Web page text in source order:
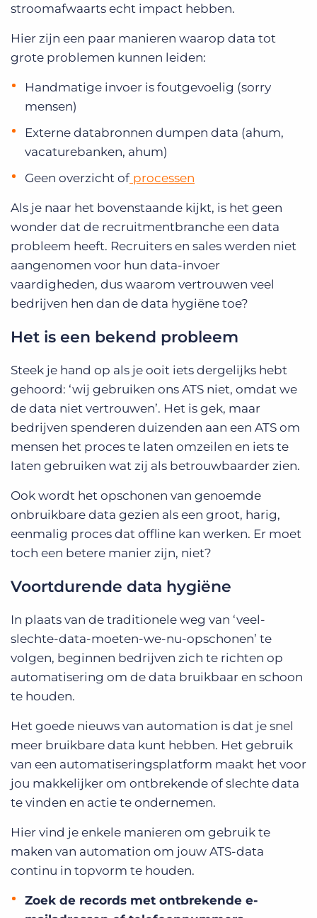
stroomafwaarts echt impact hebben.
Hier zijn een paar manieren waarop data tot
grote problemen kunnen leiden:
Handmatige invoer is foutgevoelig (sorry
mensen)
Externe databronnen dumpen data (ahum,
vacaturebanken, ahum)
Geen overzicht of processen
Als je naar het bovenstaande kijkt, is het geen
wonder dat de recruitmentbranche een data
probleem heeft. Recruiters en sales werden niet
aangenomen voor hun data-invoer
vaardigheden, dus waarom vertrouwen veel
bedrijven hen dan de data hygiëne toe?
Het is een bekend probleem
Steek je hand op als je ooit iets dergelijks hebt
gehoord: ‘wij gebruiken ons ATS niet, omdat we
de data niet vertrouwen’. Het is gek, maar
bedrijven spenderen duizenden aan een ATS om
mensen het proces te laten omzeilen en iets te
laten gebruiken wat zij als betrouwbaarder zien.
Ook wordt het opschonen van genoemde
onbruikbare data gezien als een groot, harig,
eenmalig proces dat offline kan werken. Er moet
toch een betere manier zijn, niet?
Voortdurende data hygiëne
In plaats van de traditionele weg van ‘veel-
slechte-data-moeten-we-nu-opschonen’ te
volgen, beginnen bedrijven zich te richten op
automatisering om de data bruikbaar en schoon
te houden.
Het goede nieuws van automation is dat je snel
meer bruikbare data kunt hebben. Het gebruik
van een automatiseringsplatform maakt het voor
jou makkelijker om ontbrekende of slechte data
te vinden en actie te ondernemen.
Hier vind je enkele manieren om gebruik te
maken van automation om jouw ATS-data
continu in topvorm te houden.
Zoek de records met ontbrekende e-